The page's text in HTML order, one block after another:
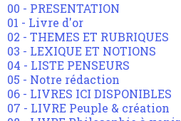
00 - PRESENTATION
01 - Livre d'or
02 - THEMES ET RUBRIQUES
03 - LEXIQUE ET NOTIONS
04 - LISTE PENSEURS
05 - Notre rédaction
06 - LIVRES ICI DISPONIBLES
07 - LIVRE Peuple & création